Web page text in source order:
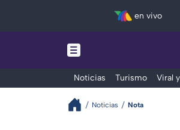
en vivo
Noticias Turismo Viral
Noticias Nota